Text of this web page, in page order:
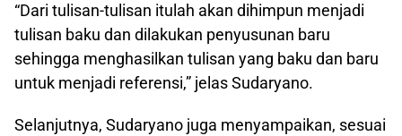
“Dari tulisan-tulisan itulah akan dihimpun menjadi
tulisan baku dan dilakukan penyusunan baru
sehingga menghasilkan tulisan yang baku dan baru
untuk menjadi referensi,” jelas Sudaryano.
Selanjutnya, Sudaryano juga menyampaikan, sesuai